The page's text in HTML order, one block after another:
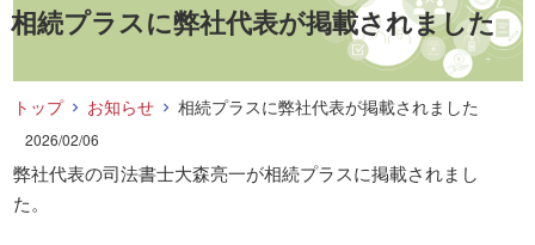
相続プラスに弊社代表が掲載されました
トップ お知らせ 相続プラスに弊社代表が掲載されました
2026/02/06
弊社代表の司法書士大森亮一が相続プラスに掲載されまし
た。